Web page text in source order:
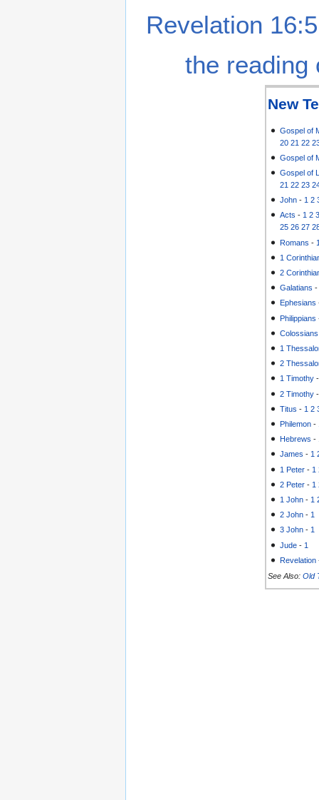
Revelation
the reading
New
Gospel of
20 21 22
Gospel of
Gospel of
21 22 23
John - 1 2
Acts -1 2
25 26 27
Romans -
1
2
Galatians
Ephesians
Philippians
Colossians
1
2
1 Timothy
2 Timothy
Titus - 1 2
Philemon -
Hebrews -
James -1
1 Peter - 1
2 Peter - 1
1 John - 1
2 John - 1
3 John -1
Jude - 1
Revelation
See Also: Old